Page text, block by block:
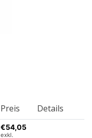
Preis Details
€54,05
exkl.